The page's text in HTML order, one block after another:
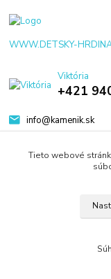
WWW.DETSKY-
Viktória
+421
info@kamenik.sk
© 2024
Tieto webové